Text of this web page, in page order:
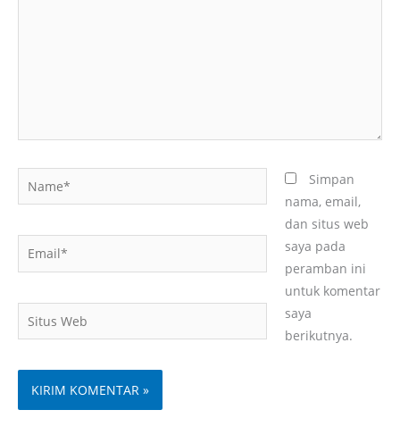
Email*
Situs
Web
Simpan
nama, email,
dan situs web
saya pada
peramban ini
untuk komentar
saya
berikutnya.